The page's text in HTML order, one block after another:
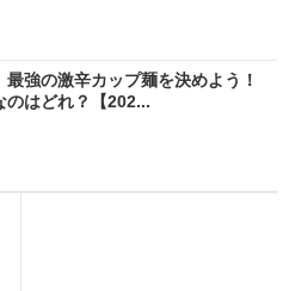
最強の激辛カップ麺を決めよう！
はどれ？【202...